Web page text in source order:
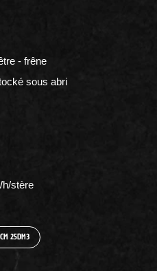
- frêne
sous abri
stère
25DM3